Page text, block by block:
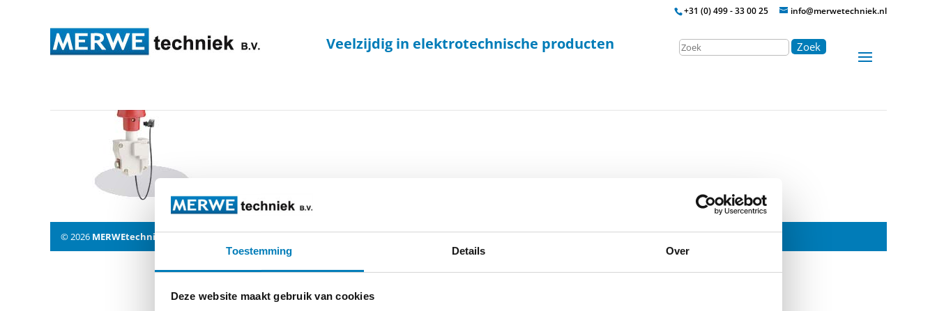
Toestemming Details Over
Deze website maakt gebruik van cookies
+31 (0) 499 - 33 00 25 info@merwetechniek.nl
Veelzijdig in elektrotechnische producten Zoek
© 2026 MERWEtechniek B.V.-Disclaimer-Privacy Policy-Cookieverklaring-Verdere contact gegevens